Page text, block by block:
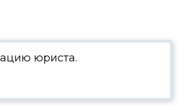
юриста.